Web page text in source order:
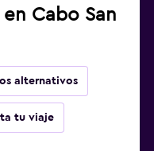
Cabo San
alternativos
tu viaje